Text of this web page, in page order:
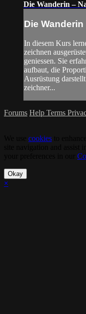
Die Wanderin –
Die
In diesem Kurs
zeichnen
geniessen. Sie
aufbaut, die
Ausrüstung
zeichner...
Forums Help Terms
cookies
Okay
×